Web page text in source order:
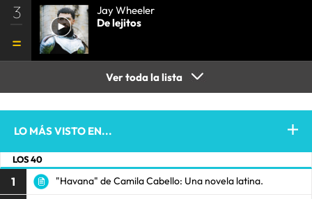
3
Jay Wheeler
De lejitos
Ver toda la lista
LO MÁS VISTO EN...
LOS 40
1 "Havana" de Camila Cabello: Una novela latina.